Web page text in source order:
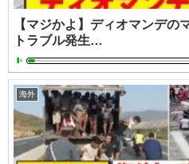
【マジかよ】ディオマンデの
トラブル発生…
海外